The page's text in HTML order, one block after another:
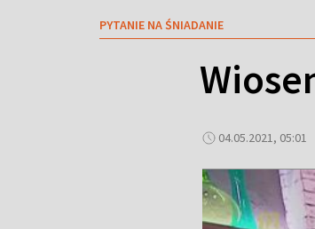
PYTANIE NA ŚNIADANIE
04.05.2021, 05:01